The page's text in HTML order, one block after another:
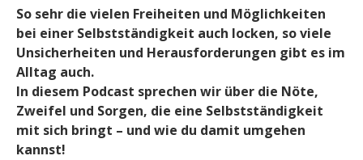
So sehr die vielen Freiheiten und Möglichkeiten
bei einer Selbstständigkeit auch locken, so viele
Unsicherheiten und Herausforderungen gibt es im
Alltag auch.
In diesem Podcast sprechen wir über die Nöte,
Zweifel und Sorgen, die eine Selbstständigkeit
mit sich bringt – und wie du damit umgehen
kannst!